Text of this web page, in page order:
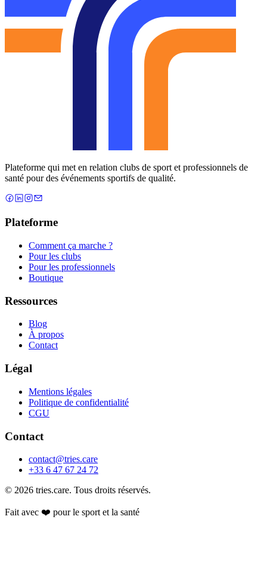
Plateforme qui met en relation clubs de sport et professionnels de
santé pour des événements sportifs de qualité.
Plateforme
Comment ça marche ?
Pour les clubs
Pour les professionnels
Boutique
Ressources
Blog
À propos
Contact
Légal
Mentions légales
Politique de confidentialité
CGU
Contact
contact@tries.care
+33 6 47 67 24 72
© 2026 tries.care. Tous droits réservés.
Fait avec ❤️ pour le sport et la santé